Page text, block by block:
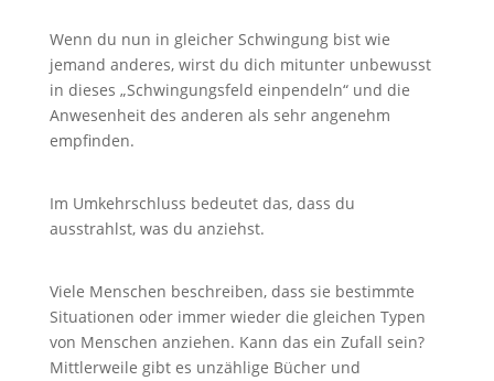
Wenn du nun in gleicher Schwingung bist wie
jemand anderes, wirst du dich mitunter unbewusst
in dieses „Schwingungsfeld einpendeln“ und die
Anwesenheit des anderen als sehr angenehm
empfinden.
Im Umkehrschluss bedeutet das, dass du
ausstrahlst, was du anziehst.
Viele Menschen beschreiben, dass sie bestimmte
Situationen oder immer wieder die gleichen Typen
von Menschen anziehen. Kann das ein Zufall sein?
Mittlerweile gibt es unzählige Bücher und